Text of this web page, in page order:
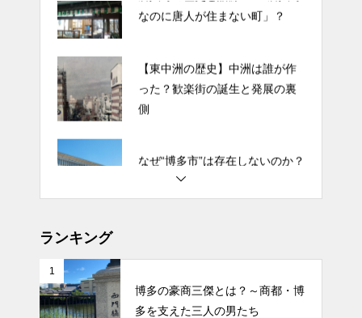
【東中洲の歴史】中洲は誰が作
側
なぜ“博多市”は存在しないのか？
唐人町の歴史と語源──「唐人町
った？歓楽街の誕生と発展の裏
側
ランキング
1
博多の豪商三傑とは？～商都・博
多を支えた三人の男たち